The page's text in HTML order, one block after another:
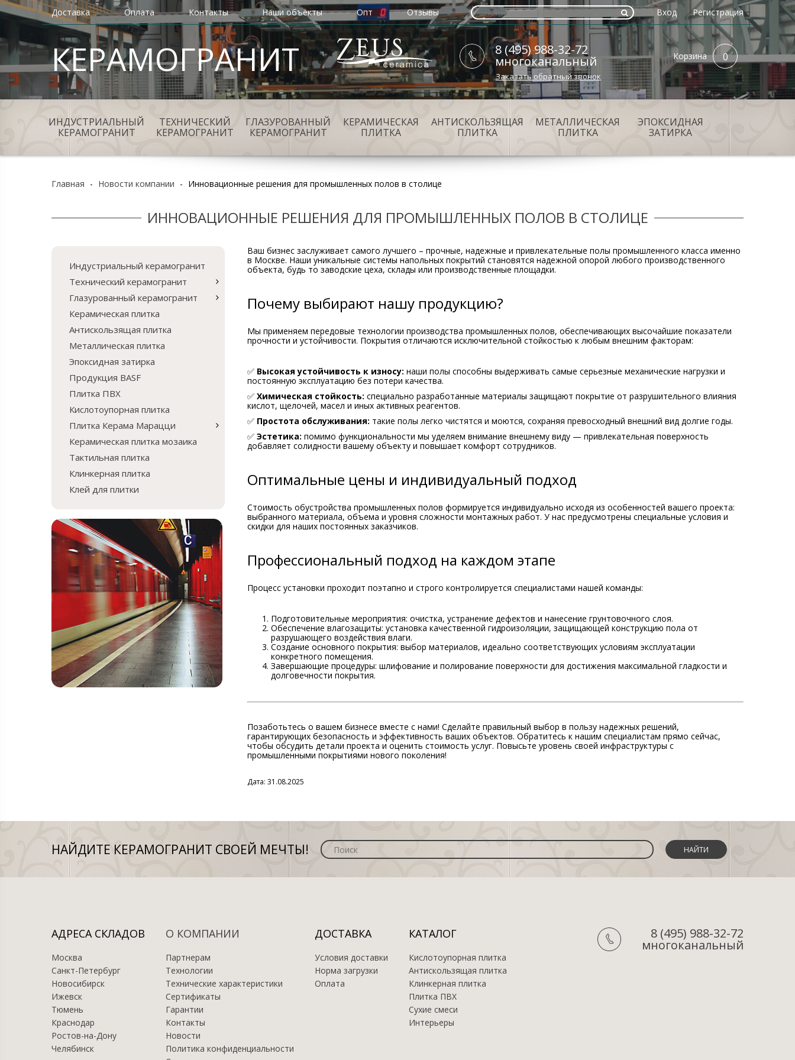
Доставка Оплата Контакты Наши объекты Опт Отзывы Вход Регистрация
КЕРАМОГРАНИТ Корзина 0
8 (495) 988-32-72
многоканальный
Заказать обратный звонок
ИНДУСТРИАЛЬНЫЙ
КЕРАМОГРАНИТ
ТЕХНИЧЕСКИЙ
КЕРАМОГРАНИТ
ГЛАЗУРОВАННЫЙ
КЕРАМОГРАНИТ
КЕРАМИЧЕСКАЯ
ПЛИТКА
АНТИСКОЛЬЗЯЩАЯ
ПЛИТКА
МЕТАЛЛИЧЕСКАЯ
ПЛИТКА
ЭПОКСИДНАЯ
ЗАТИРКА
Главная - Новости компании - Инновационные решения для промышленных полов в столице
ИННОВАЦИОННЫЕ РЕШЕНИЯ ДЛЯ ПРОМЫШЛЕННЫХ ПОЛОВ В СТОЛИЦЕ
Индустриальный керамогранит
Технический керамогранит
Глазурованный керамогранит
Керамическая плитка
Антискользящая плитка
Металлическая плитка
Эпоксидная затирка
Продукция BASF
Плитка ПВХ
Кислотоупорная плитка
Плитка Керама Марацци
Керамическая плитка мозаика
Тактильная плитка
Клинкерная плитка
Клей для плитки
Ваш бизнес заслуживает самого лучшего – прочные, надежные и привлекательные полы промышленного класса именно
в Москве. Наши уникальные системы напольных покрытий становятся надежной опорой любого производственного
объекта, будь то заводские цеха, склады или производственные площадки.
Почему выбирают нашу продукцию?
Мы применяем передовые технологии производства промышленных полов, обеспечивающих высочайшие показатели
прочности и устойчивости. Покрытия отличаются исключительной стойкостью к любым внешним факторам:
✅ Высокая устойчивость к износу: наши полы способны выдерживать самые серьезные механические нагрузки и
постоянную эксплуатацию без потери качества.
✅ Химическая стойкость: специально разработанные материалы защищают покрытие от разрушительного влияния
кислот, щелочей, масел и иных активных реагентов.
✅ Простота обслуживания: такие полы легко чистятся и моются, сохраняя превосходный внешний вид долгие годы.
✅ Эстетика: помимо функциональности мы уделяем внимание внешнему виду — привлекательная поверхность
добавляет солидности вашему объекту и повышает комфорт сотрудников.
Оптимальные цены и индивидуальный подход
Стоимость обустройства промышленных полов формируется индивидуально исходя из особенностей вашего проекта:
выбранного материала, объема и уровня сложности монтажных работ. У нас предусмотрены специальные условия и
скидки для наших постоянных заказчиков.
Профессиональный подход на каждом этапе
Процесс установки проходит поэтапно и строго контролируется специалистами нашей команды:
Подготовительные мероприятия: очистка, устранение дефектов и нанесение грунтовочного слоя.
Обеспечение влагозащиты: установка качественной гидроизоляции, защищающей конструкцию пола от
разрушающего воздействия влаги.
Создание основного покрытия: выбор материалов, идеально соответствующих условиям эксплуатации
конкретного помещения.
Завершающие процедуры: шлифование и полирование поверхности для достижения максимальной гладкости и
долговечности покрытия.
Позаботьтесь о вашем бизнесе вместе с нами! Сделайте правильный выбор в пользу надежных решений,
гарантирующих безопасность и эффективность ваших объектов. Обратитесь к нашим специалистам прямо сейчас,
чтобы обсудить детали проекта и оценить стоимость услуг. Повысьте уровень своей инфраструктуры с
промышленными покрытиями нового поколения!
Дата: 31.08.2025
НАЙДИТЕ КЕРАМОГРАНИТ СВОЕЙ МЕЧТЫ! НАЙТИ
АДРЕСА СКЛАДОВ
Москва
Санкт-Петербург
Новосибирск
Ижевск
Тюмень
Краснодар
Ростов-на-Дону
Челябинск
О КОМПАНИИ
Партнерам
Технологии
Технические характеристики
Сертификаты
Гарантии
Контакты
Новости
Политика конфиденциальности
ДОСТАВКА
Условия доставки
Норма загрузки
Оплата
КАТАЛОГ
Кислотоупорная плитка
Антискользящая плитка
Клинкерная плитка
Плитка ПВХ
Сухие смеси
Интерьеры
8 (495) 988-32-72
многоканальный